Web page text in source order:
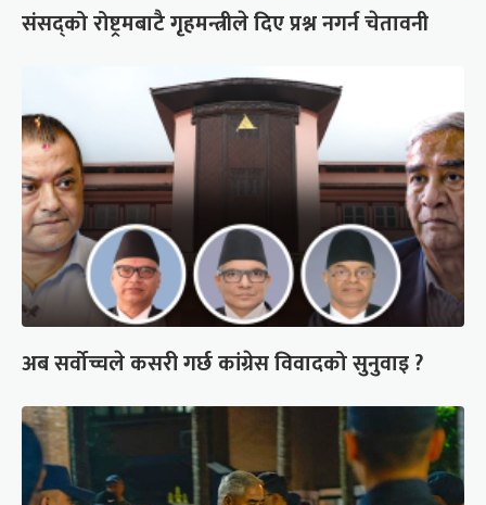
संसद्को रोष्ट्रमबाटै गृहमन्त्रीले दिए प्रश्न नगर्न चेतावनी
अब सर्वोच्चले कसरी गर्छ कांग्रेस विवादको सुनुवाइ ?